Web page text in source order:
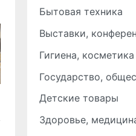
Бытовая техника
Выставки,
Гигиена, косметика
Государство,
Детские товары
Здоровье,